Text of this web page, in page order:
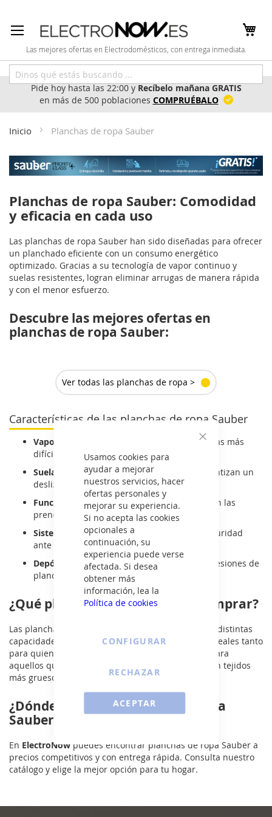
Usamos cookies para
ayudar a mejorar
nuestros servicios, hacer
ofertas personales y
mejorar su experiencia.
Si no acepta las cookies
opcionales a
continuación, su
experiencia puede verse
afectada. Si desea
obtener más
información, lea la
Política de cookies
ACEPTAR
CONFIGURAR
RECHAZAR
al
contenido
Las mejores ofertas en Electrodomésticos, con entrega inmediata.
Pide hoy hasta las 22:00 yRecíbelo mañana GRATIS
en más de 500 poblaciones COMPRUÉBALO
Inicio Planchas de ropa Sauber
Planchas de ropa Sauber: Comodidad
y eficacia en cada uso
Las planchas de ropa Sauber han sido diseñadas para ofrecer
un planchado eficiente con un consumo energético
optimizado. Gracias a su tecnología de vapor continuo y
suelas resistentes, logran eliminar arrugas de manera rápida
y con el menor esfuerzo.
Descubre las mejores ofertas en
planchas de ropa Sauber:
Ver todas las planchas de ropa >
Características de las planchas de ropa Sauber
Vapor continuo y potente:
elimina las arrugas más
difíciles en menos tiempo.
Suelas de cerámica y acero inoxidable:
garantizan un
deslizamiento suave y uniforme.
Función antigoteo:evita manchas de agua en las
prendas.
Sistema de apagado automático:
mayor seguridad
ante olvidos.
Depósito de agua de fácil llenado:
permite sesiones de
planchado más largas.
¿Qué plancha de ropa Sauber comprar?
Las planchas de ropa Sauber ofrecen modelos con distintas
capacidades de vapor y materiales de suela. Son ideales tanto
para quienes buscan un planchado rápido como para
aquellos que necesitan eliminar arrugas difíciles en tejidos
más gruesos.
¿Dónde comprar planchas de ropa
Sauber baratas?
En ElectroNow puedes encontrar planchas de ropa Sauber a
precios competitivos y con entrega rápida. Consulta nuestro
catálogo y elige la mejor opción para tu hogar.